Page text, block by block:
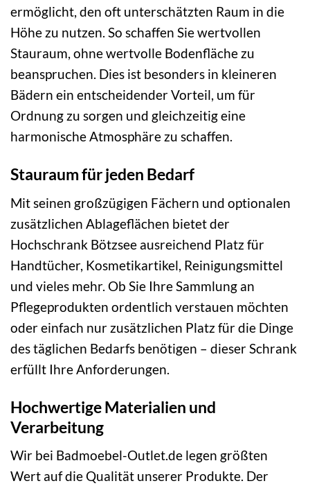
ermöglicht, den oft unterschätzten Raum in die
Höhe zu nutzen. So schaffen Sie wertvollen
Stauraum, ohne wertvolle Bodenfläche zu
beanspruchen. Dies ist besonders in kleineren
Bädern ein entscheidender Vorteil, um für
Ordnung zu sorgen und gleichzeitig eine
harmonische Atmosphäre zu schaffen.
Stauraum für jeden Bedarf
Mit seinen großzügigen Fächern und optionalen
zusätzlichen Ablageflächen bietet der
Hochschrank Bötzsee ausreichend Platz für
Handtücher, Kosmetikartikel, Reinigungsmittel
und vieles mehr. Ob Sie Ihre Sammlung an
Pflegeprodukten ordentlich verstauen möchten
oder einfach nur zusätzlichen Platz für die Dinge
des täglichen Bedarfs benötigen – dieser Schrank
erfüllt Ihre Anforderungen.
Hochwertige Materialien und
Verarbeitung
Wir bei Badmoebel-Outlet.de legen größten
Wert auf die Qualität unserer Produkte. Der